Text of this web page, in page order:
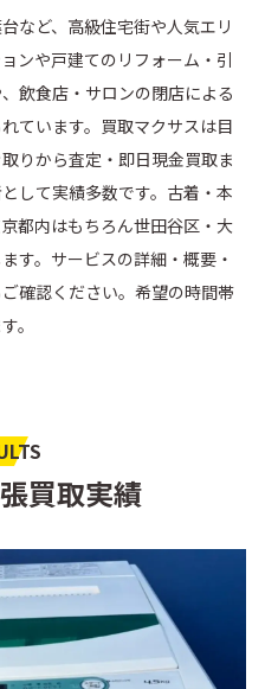
など、高級住宅街や人気エリ
ンや戸建てのリフォーム・引
飲食店・サロンの閉店による
ています。買取マクサスは目
りから査定・即日現金買取ま
して実績多数です。古着・本
都内はもちろん世田谷区・大
す。サービスの詳細・概要・
確認ください。希望の時間帯
。
買取実績